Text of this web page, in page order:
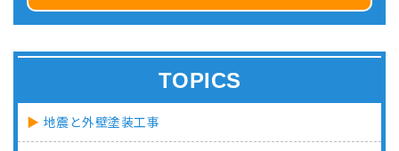
TOPICS
地震と外壁塗装工事